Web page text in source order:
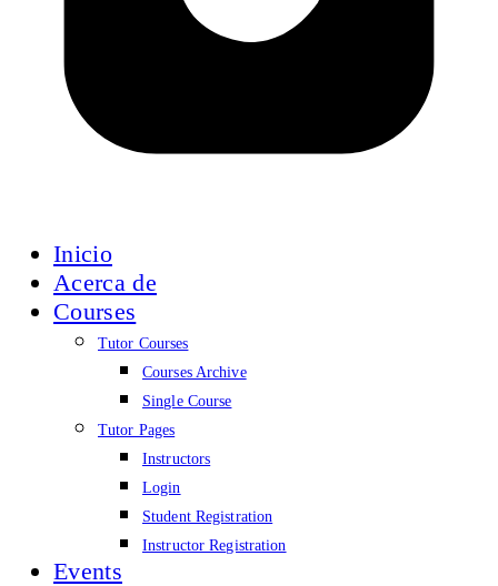
Inicio
Acerca de
Courses
Tutor Courses
Courses Archive
Single Course
Tutor Pages
Instructors
Login
Student Registration
Instructor Registration
Events